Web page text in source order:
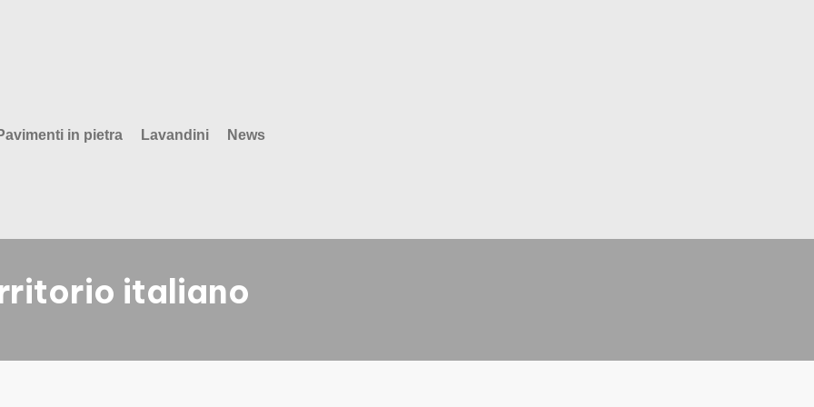
in pietra Lavandini News
italiano